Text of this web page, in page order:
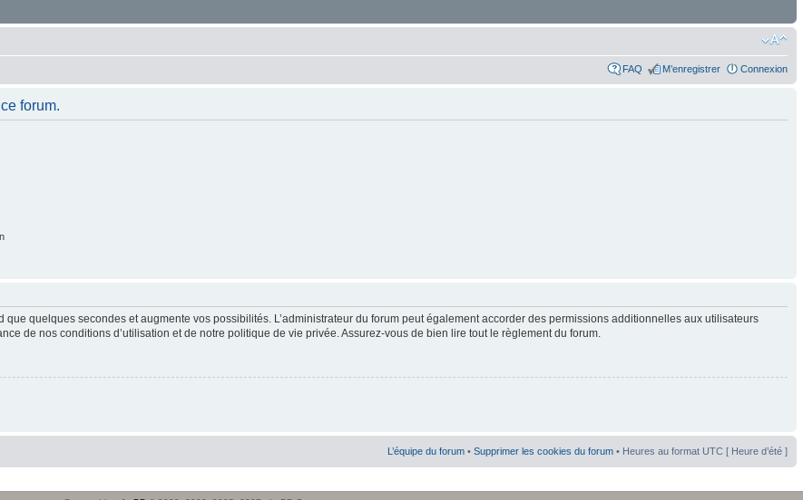
FAQ M’enregistrer Connexion
forum.
que quelques secondes et augmente vos possibilités. L’administrateur du forum peut également accorder des permissions additionnelles aux utilisateurs
de nos conditions d’utilisation et de notre politique de vie privée. Assurez-vous de bien lire tout le règlement du forum.
L’équipe du forum • Supprimer les cookies du forum • Heures au format UTC [ Heure d’été ]